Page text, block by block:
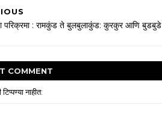
परिक्रमा : रामकुंड ते बुलबुलाकुंड: कुरकुर आणि बुडबुडे
COMMENT
नाहीत: